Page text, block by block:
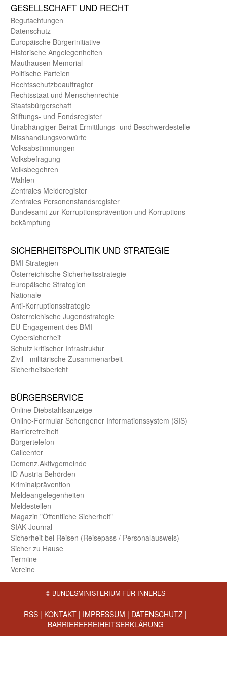
GE­SELL­SCHAFT UND RECHT
Begut­achtungen
Daten­schutz
Europäische Bürger­initiative
Historische Angelegen­heiten
Mauthausen Memorial
Politische Parteien
Rechts­schutz­beauftragter
Rechts­staat und Menschen­rechte
Staats­bürger­schaft
Stiftungs- und Fonds­register
Unab­hängiger Beirat Ermittlungs- und Beschwerde­stelle
Misshandlungs­vorwürfe
Volks­abstimmungen
Volks­befragung
Volks­begehren
Wahlen
Zentrales Melde­register
Zentrales Personen­stands­register
Bundes­amt zur Korrup­tions­prävention und Korrup­tions­
bekämpfung
SICHER­HEITS­POLITIK UND STRATEGIE
BMI Strategien
Öster­reichische Sicherheits­strategie
Europäische Strategien
Nationale
Anti-Korruptions­strategie
Öster­reichische Jugend­strategie
EU-Engagement des BMI
Cybersicherheit
Schutz kritischer Infra­struktur
Zivil - militärische Zusammen­arbeit
Sicherheits­bericht
BÜRGER­SERVICE
Online Diebstahls­anzeige
Online-Formular Schengener Informationssystem (SIS)
Barriere­freiheit
Bürger­telefon
Call­center
Demenz.Aktiv­gemeinde
ID Austria Behörden
Kriminal­prävention
Melde­an­ge­le­gen­heiten
Meld­estellen
Magazin "Öffentliche Sicherheit"
SIAK-Journal
Sicherheit bei Reisen (Reise­pass / Personal­ausweis)
Sicher zu Hause
Termine
Vereine
© BUNDESMINISTERIUM FÜR INNERES
RSS | KONTAKT | IMPRESSUM | DATENSCHUTZ |
BARRIEREFREIHEITSERKLÄRUNG